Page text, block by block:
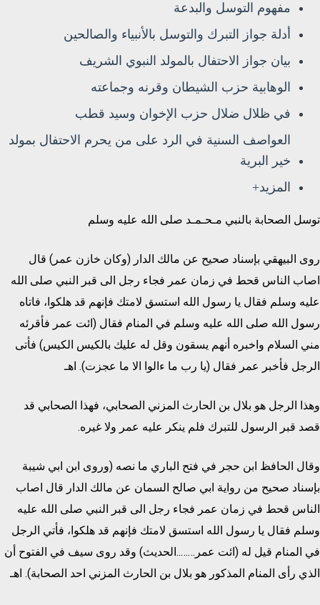
مفهوم التوسل والبدعة
أدلة جواز التبرك والتوسل بالأنبياء والصالحين
بيان جواز الاحتفال بالمولد النبوي الشريف
الوهابية حزب الشيطان وقرنه وجماعته
في ظلال ضلال حزب الإخوان وسيد قطب
العواصف السنية في الرد على من يحرم الاحتفال بمولد
خير البرية
المزيد+
توسل الصحابة بالنبي مـحـمـد صلى الله عليه وسلم
روى البيهقي بإسناد صحيح عن مالك الدار (وكان خازن عمر) قال
اصاب الناس قحط في زمان عمر فجاء رجل الى قبر النبي صلى الله
عليه وسلم فقال يا رسول الله استسق لامتك فإنهم قد هلكوا، فاتاه
رسول الله صلى الله عليه وسلم في المنام فقال (ائت عمر فأقرئه
مني السلام واخبره أنهم يسقون وقل له عليك بالكيس الكيس) فأتى
الرجل فأخبر عمر فقال (يا رب ما ءالوا الا ما عجزت). اهـ
وهذا الرجل هو بلال بن الحارث المزني الصحابي، فهذا الصحابي قد
قصد قبر الرسول للتبرك فلم ينكر عليه عمر ولا غيره.
وقال الحافظ ابن حجر في فتح الباري ما نصه (وروى ابن ابي شيبة
بإسناد صحيح من رواية ابي صالح السمان عن مالك الدار قال اصاب
الناس قحط في زمان عمر فجاء رجل الى قبر النبي صلى الله عليه
وسلم فقال يا رسول الله استسق لامتك فإنهم قد هلكوا، فأتي الرجل
في المنام قيل له (ائت عمر……..الحديث) وقد روى سيف في الفتوح أن
الذي رأى المنام المذكور هو بلال بن الحارث المزني احد الصحابة). اهـ